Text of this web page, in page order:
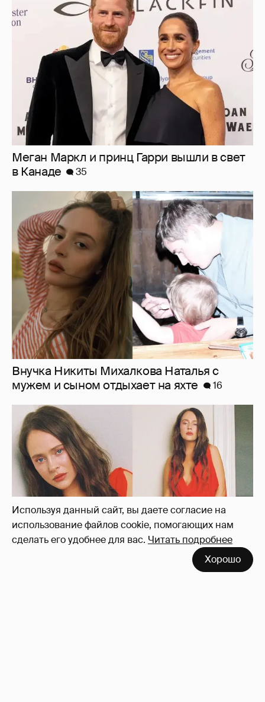
Используя данный сайт, вы даете согласие на
использование файлов cookie, помогающих нам
сделать его удобнее для вас. Читать подробнее
Хорошо
Меган Маркл и принц Гарри вышли в свет
в Канаде
Внучка Никиты Михалкова Наталья с
мужем и сыном отдыхает на яхте
"Лолита". Аглая Тарасова снялась в мини-
платье с декольте и чулках
31